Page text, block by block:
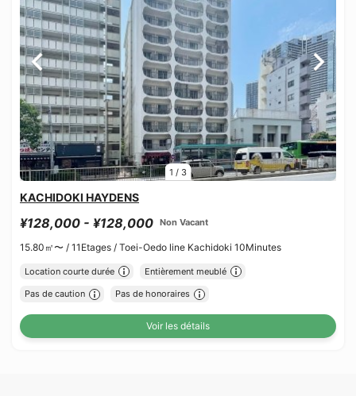
1 / 3
KACHIDOKI HAYDENS
¥128,000 - ¥128,000 Non Vacant
15.80㎡〜 / 11Etages / Toei-Oedo line Kachidoki 10Minutes
Location courte durée Entièrement meublé
Pas de caution Pas de honoraires
Voir les détails